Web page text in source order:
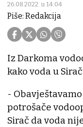
26.08.2022. u 14:04
Piše: Redakcija
Iz Darkoma
kako voda u
-
potrošače
Sirač da voda